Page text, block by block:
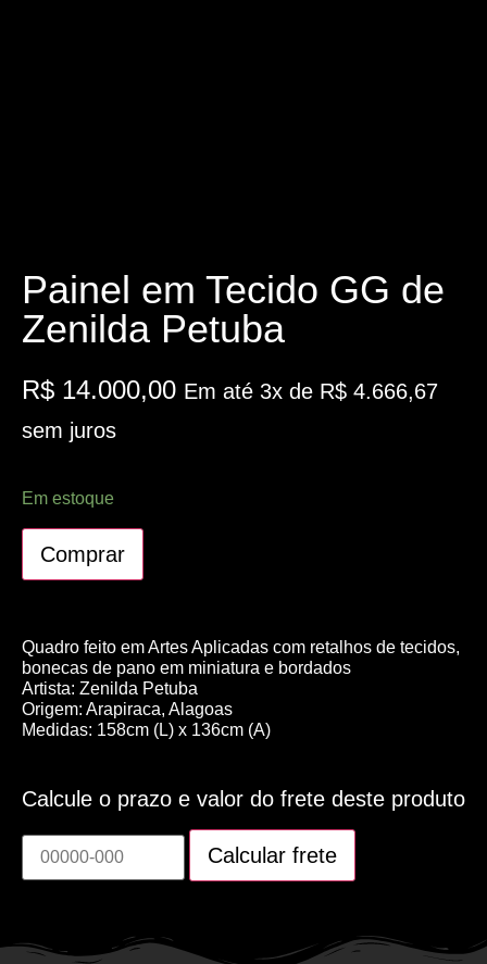
Painel em Tecido GG de
Zenilda Petuba
R$ 14.000,00 Em até 3x de R$ 4.666,67
sem juros
Em estoque
Comprar
Quadro feito em Artes Aplicadas com retalhos de tecidos,
bonecas de pano em miniatura e bordados
Artista: Zenilda Petuba
Origem: Arapiraca, Alagoas
Medidas: 158cm (L) x 136cm (A)
Calcule o prazo e valor do frete deste produto